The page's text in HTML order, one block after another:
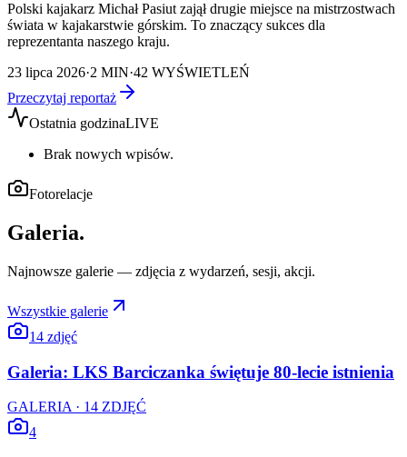
Polski kajakarz Michał Pasiut zajął drugie miejsce na mistrzostwach
świata w kajakarstwie górskim. To znaczący sukces dla
reprezentanta naszego kraju.
23 lipca 2026·2 MIN·42 WYŚWIETLEŃ
Przeczytaj reportaż
Ostatnia godzinaLIVE
Brak nowych wpisów.
Fotorelacje
Galeria.
Najnowsze galerie — zdjęcia z wydarzeń, sesji, akcji.
Wszystkie galerie
14 zdjęć
Galeria: LKS Barciczanka świętuje 80-lecie istnienia
GALERIA · 14 ZDJĘĆ
4